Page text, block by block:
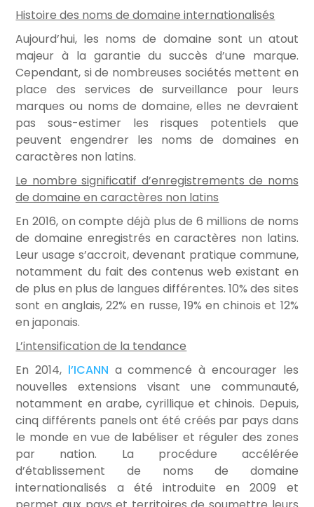
Histoire des noms de domaine internationalisés
Aujourd’hui, les noms de domaine sont un atout
majeur à la garantie du succès d’une marque.
Cependant, si de nombreuses sociétés mettent en
place des services de surveillance pour leurs
marques ou noms de domaine, elles ne devraient
pas sous-estimer les risques potentiels que
peuvent engendrer les noms de domaines en
caractères non latins.
Le nombre significatif d’enregistrements de noms
de domaine en caractères non latins
En 2016, on compte déjà plus de 6 millions de noms
de domaine enregistrés en caractères non latins.
Leur usage s’accroit, devenant pratique commune,
notamment du fait des contenus web existant en
de plus en plus de langues différentes. 10% des sites
sont en anglais, 22% en russe, 19% en chinois et 12%
en japonais.
L’intensification de la tendance
En 2014, l’ICANN a commencé à encourager les
nouvelles extensions visant une communauté,
notamment en arabe, cyrillique et chinois. Depuis,
cinq différents panels ont été créés par pays dans
le monde en vue de labéliser et réguler des zones
par nation. La procédure accélérée
d’établissement de noms de domaine
internationalisés a été introduite en 2009 et